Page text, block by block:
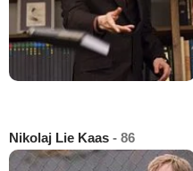
Nikolaj Lie Kaas - 86